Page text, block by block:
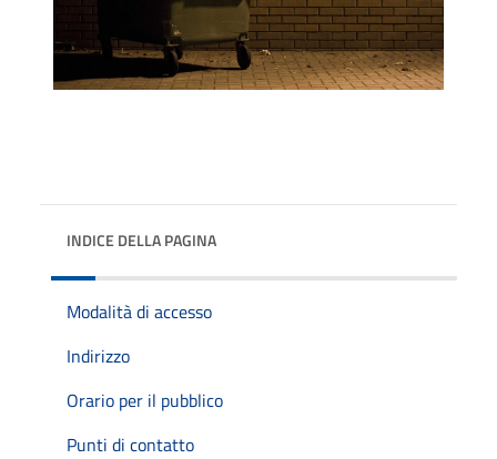
INDICE DELLA PAGINA
Modalità di accesso
Indirizzo
Orario per il pubblico
Punti di contatto